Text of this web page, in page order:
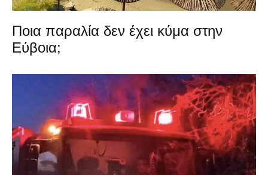
Ποια παραλία δεν έχει κύμα στην
Εύβοια;